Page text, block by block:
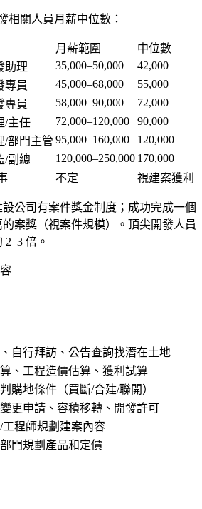
相關人員月薪中位數：
月薪範圍
中位數
助理 35,000–50,000
42,000
專員 45,000–68,000
55,000
專員 58,000–90,000
72,000
/主任 72,000–120,000
90,000
/部門主管 95,000–160,000
120,000
/副總 120,000–250,000 170,000
不定 視建案獲利
設公司有案件獎金制度；成功完成一個
案獎（視案件規模）。頂尖開發人員
倍。
自行拜訪、公告查詢找潛在土地
、工程造價估算、獲利試算
購地條件（買斷/合建/聯開）
更申請、容積移轉、開發許可
工程師規劃建案內容
門規劃產品和定價